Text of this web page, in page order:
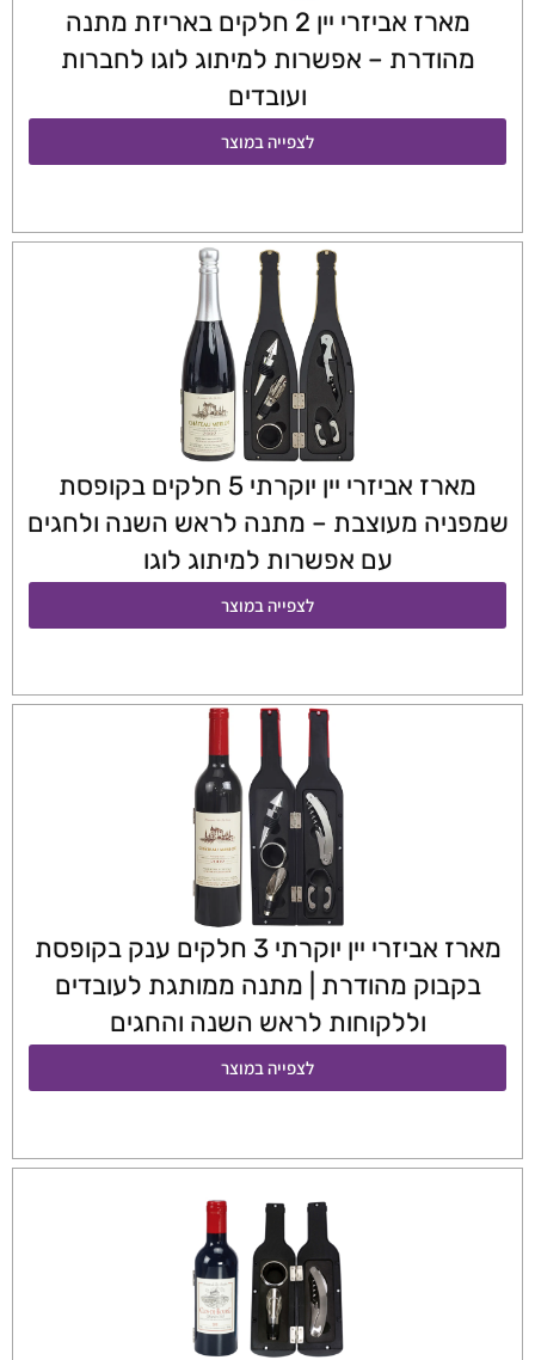
מארז אביזרי יין 2 חלקים באריזת מתנה
מהודרת – אפשרות למיתוג לוגו לחברות
ועובדים
לצפייה במוצר
מארז אביזרי יין יוקרתי 5 חלקים בקופסת
שמפניה מעוצבת – מתנה לראש השנה ולחגים
עם אפשרות למיתוג לוגו
לצפייה במוצר
מארז אביזרי יין יוקרתי 3 חלקים ענק בקופסת
בקבוק מהודרת | מתנה ממותגת לעובדים
וללקוחות לראש השנה והחגים
לצפייה במוצר